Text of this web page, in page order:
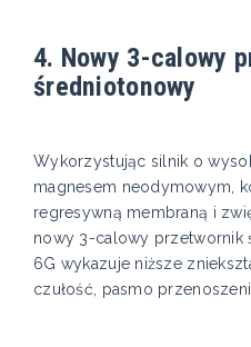
4. Nowy 3-calowy
średniotonowy
Wykorzystując silnik o
magnesem neodymowym,
regresywną membraną i
nowy 3-calowy przetwornik
6G wykazuje niższe
czułość, pasmo